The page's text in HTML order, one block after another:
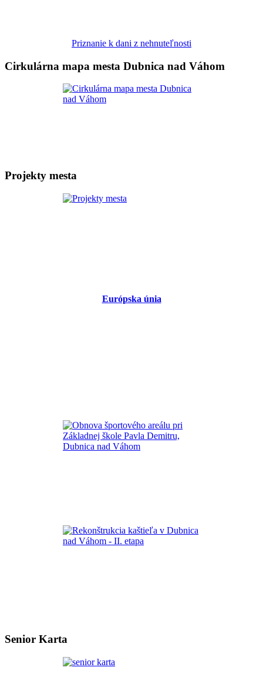
Priznanie k dani z nehnuteľnosti
Cirkulárna mapa mesta Dubnica nad Váhom
Projekty mesta
Európska únia
Senior Karta